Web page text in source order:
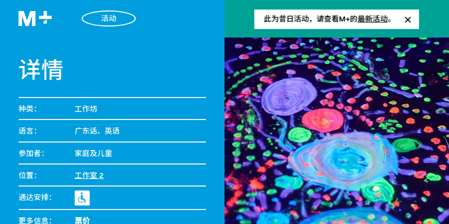
活动 此为昔日活动，请查看M+的最新活动。
详情
种类： 工作坊
语言： 广东话、英语
参加者： 家庭及儿童
位置： 工作室 2
通达安排：
更多信息： 票价